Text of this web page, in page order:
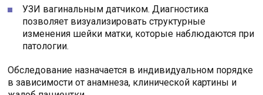
УЗИ вагинальным датчиком. Диагностика
позволяет визуализировать структурные
изменения шейки матки, которые наблюдаются при
патологии.
Обследование назначается в индивидуальном порядке
в зависимости от анамнеза, клинической картины и